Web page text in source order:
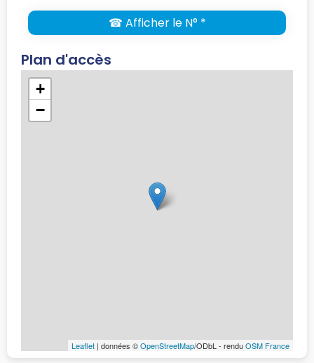
☎ Afficher le N° *
Plan d'accès
+
−
Leaflet | données ©OpenStreetMap/ODbL - renduOSM France